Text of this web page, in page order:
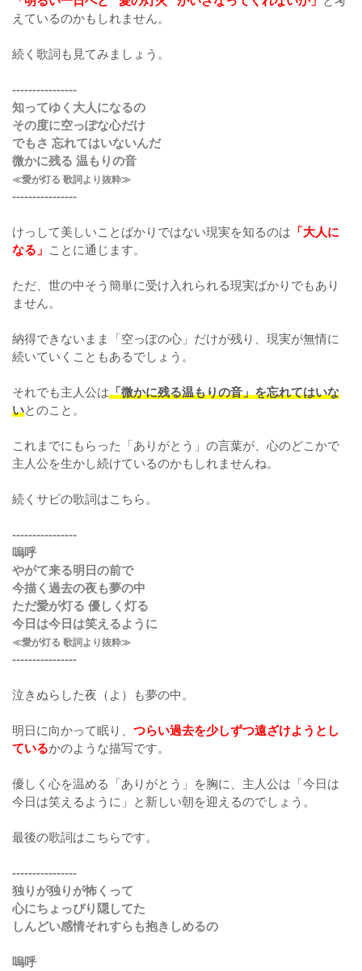
えているのかもしれません。
続く歌詞も見てみましょう。
----------------
知ってゆく大人になるの
その度に空っぽな心だけ
でもさ 忘れてはいないんだ
微かに残る 温もりの音
≪愛が灯る 歌詞より抜粋≫
----------------
けっして美しいことばかりではない現実を知るのは 「大人に
なる」 ことに通じます。
ただ、世の中そう簡単に受け入れられる現実ばかりでもあり
ません。
納得できないまま「空っぽの心」だけが残り、現実が無情に
続いていくこともあるでしょう。
それでも主人公は「微かに残る温もりの音」を忘れてはいな
いとのこと。
これまでにもらった「ありがとう」の言葉が、心のどこかで
主人公を生かし続けているのかもしれませんね。
続くサビの歌詞はこちら。
----------------
嗚呼
やがて来る明日の前で
今描く過去の夜も夢の中
ただ愛が灯る 優しく灯る
今日は今日は笑えるように
≪愛が灯る 歌詞より抜粋≫
----------------
泣きぬらした夜（よ）も夢の中。
明日に向かって眠り、 つらい過去を少しずつ遠ざけようとし
ているかのような描写です。
優しく心を温める「ありがとう」を胸に、主人公は「今日は
今日は笑えるように」と新しい朝を迎えるのでしょう。
最後の歌詞はこちらです。
----------------
独りが独りが怖くって
心にちょっぴり隠してた
しんどい感情それすらも抱きしめるの
嗚呼